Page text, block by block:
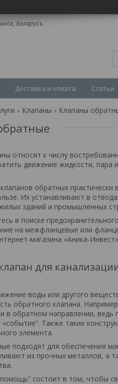
Беларусь
Доставка и оплата Статьи
Клапаны Клапаны
относят к числу
движение жидкости, пара
обратных
Их устанавливают в
зданий и промышленных
в поиске
на межфланцевые или
магазина «Аника-
для
воды или другого
обратного клапана.
в обратном направлении,
Также такие
элемента.
подходят для обеспечения
из прочных металлов,
помощь” состоит в том, чтобы